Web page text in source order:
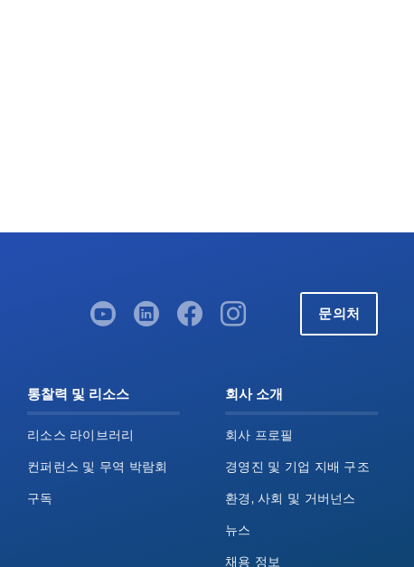
문의처
통찰력 및 리소스
리소스 라이브러리
컨퍼런스 및 무역 박람회
구독
회사 소개
회사 프로필
경영진 및 기업 지배 구조
환경, 사회 및 거버넌스
뉴스
채용 정보